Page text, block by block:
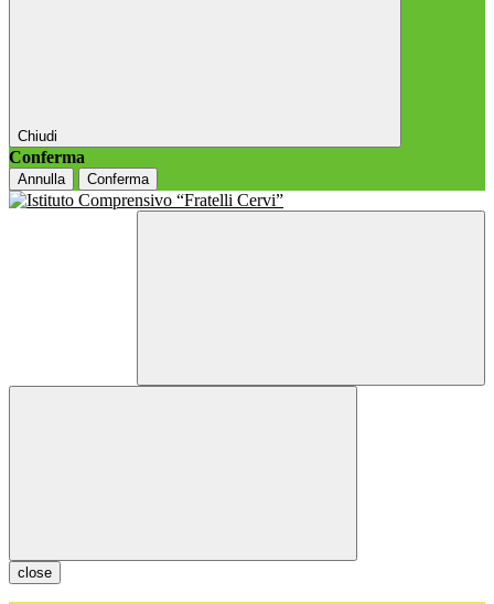
Chiudi
Conferma
Annulla Conferma
close